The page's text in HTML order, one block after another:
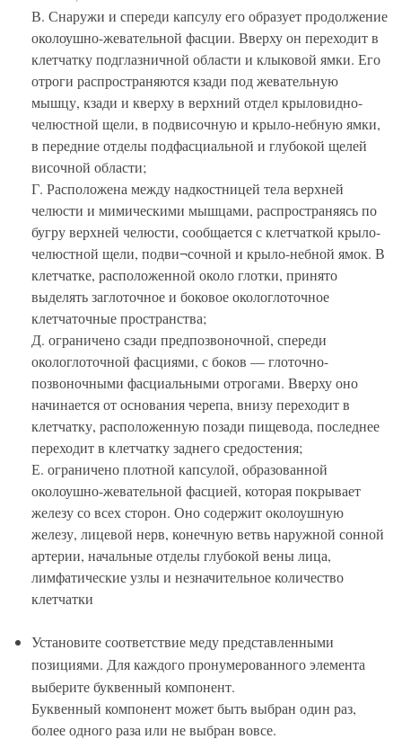
В. Снаружи и спереди капсулу его образует продолжение
околоушно-жевательной фасции. Вверху он переходит в
клетчатку подглазничной области и клыковой ямки. Его
отроги распространяются кзади под жевательную
мышцу, кзади и кверху в верхний отдел крыловидно-
челюстной щели, в подвисочную и крыло-небную ямки,
в передние отделы подфасциальной и глубокой щелей
височной области;
Г. Расположена между надкостницей тела верхней
челюсти и мимическими мышцами, распространяясь по
бугру верхней челюсти, сообщается с клетчаткой крыло-
челюстной щели, подви¬сочной и крыло-небной ямок. В
клетчатке, расположенной около глотки, принято
выделять заглоточное и боковое окологлоточное
клетчаточные пространства;
Д. ограничено сзади предпозвоночной, спереди
окологлоточной фасциями, с боков — глоточно-
позвоночными фасциальными отрогами. Вверху оно
начинается от основания черепа, внизу переходит в
клетчатку, расположенную позади пищевода, последнее
переходит в клетчатку заднего средостения;
Е. ограничено плотной капсулой, образованной
околоушно-жевательной фасцией, которая покрывает
железу со всех сторон. Оно содержит околоушную
железу, лицевой нерв, конечную ветвь наружной сонной
артерии, начальные отделы глубокой вены лица,
лимфатические узлы и незначительное количество
клетчатки
Установите соответствие меду представленными
позициями. Для каждого пронумерованного элемента
выберите буквенный компонент.
Буквенный компонент может быть выбран один раз,
более одного раза или не выбран вовсе.